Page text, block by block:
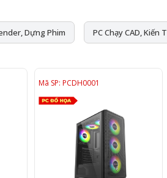
Dựng Phim PC Chạy CAD, Kiến
Mã SP: PCDH0001